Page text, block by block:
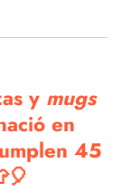
y mugs
en
45